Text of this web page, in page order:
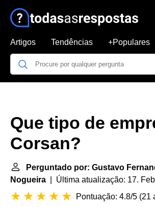
Artigos Tendências +Populares
Que tipo de
Corsan?
Perguntado por: Gustavo
Nogueira | Última atualização: 17.
Pontuação: 4.8/5 (21